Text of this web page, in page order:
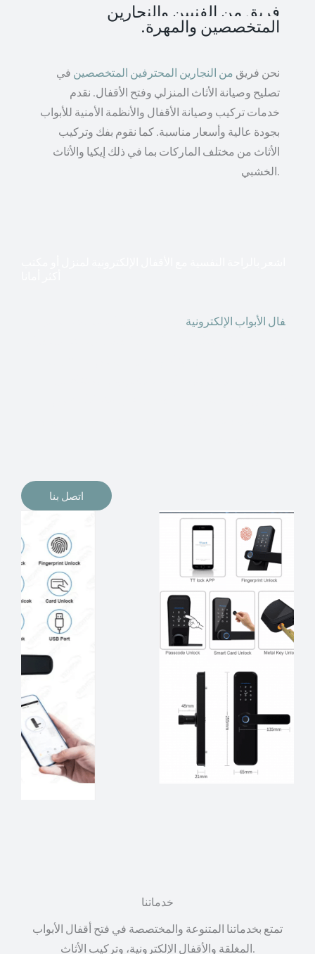
فريق من الفنيين والنجارين
المتخصصين والمهرة.
نحن فريق من النجارين المحترفين المتخصصين في
تصليح وصيانة الأثاث المنزلي وفتح الأقفال. نقدم
خدمات تركيب وصيانة الأقفال والأنظمة الأمنية للأبواب
بجودة عالية وأسعار مناسبة. كما نقوم بفك وتركيب
الأثاث من مختلف الماركات بما في ذلك إيكيا والأثاث
الخشبي.
فال الأبواب الإلكترونية
اتصل بنا
خدماتنا
تمتع بخدماتنا المتنوعة والمختصصة في فتح أقفال الأبواب